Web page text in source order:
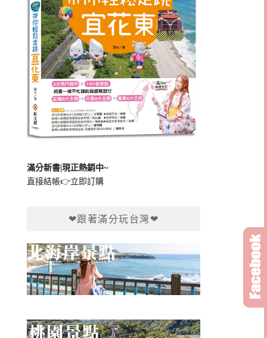
滿分新書|現正熱銷中~
直接結帳👉立即訂購
❤跟著滿分玩台灣❤